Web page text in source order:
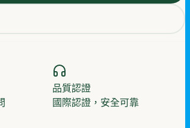
品質認證
國際認證，安全可靠